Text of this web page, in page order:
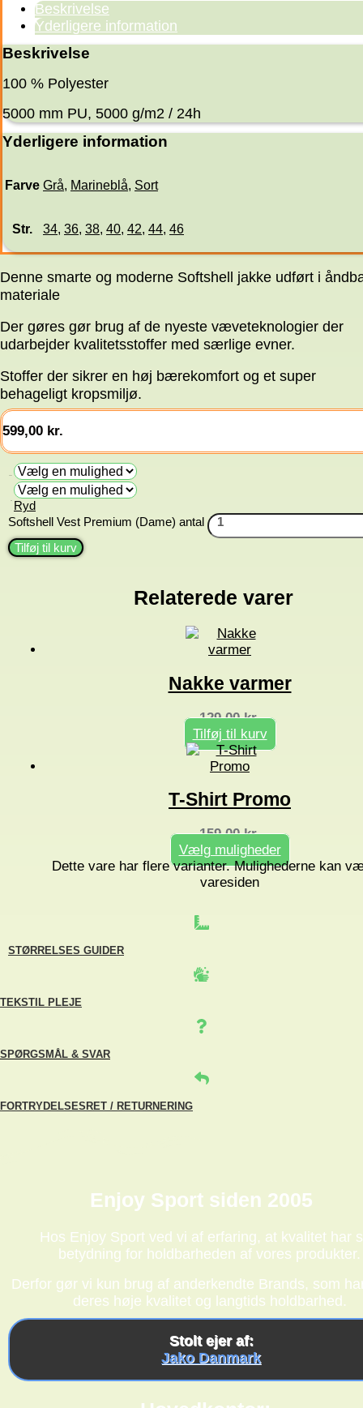
Beskrivelse
Yderligere information
Beskrivelse
100 % Polyester
5000 mm PU, 5000 g/m2 / 24h
Yderligere information
Farve Grå, Marineblå, Sort
Str. 34, 36, 38, 40, 42, 44, 46
Denne smarte og moderne Softshell jakke udført i
materiale
Der gøres gør brug af de nyeste væveteknologier der
udarbejder kvalitetsstoffer med særlige evner.
Stoffer der sikrer en høj bærekomfort og et super
behageligt kropsmiljø.
599,00 kr.
Ryd
Softshell Vest Premium (Dame) antal
Tilføj til kurv
Relaterede varer
Nakke varmer
129,00kr.
Tilføj til kurv
T-Shirt Promo
159,00kr.
Vælg muligheder
Dette vare har flere varianter. Mulighederne kan
varesiden
STØRRELSES GUIDER
TEKSTIL PLEJE
SPØRGSMÅL & SVAR
FORTRYDELSESRET / RETURNERING
Enjoy Sport siden 2005
Hos Enjoy Sport ved vi af erfaring, at kvalitet har
betydning for holdbarheden af vores produkter.
Derfor gør vi kun brug af anderkendte Brands, som
deres høje kvalitet og langtids holdbarhed.
Stolt ejer af:
Jako Danmark